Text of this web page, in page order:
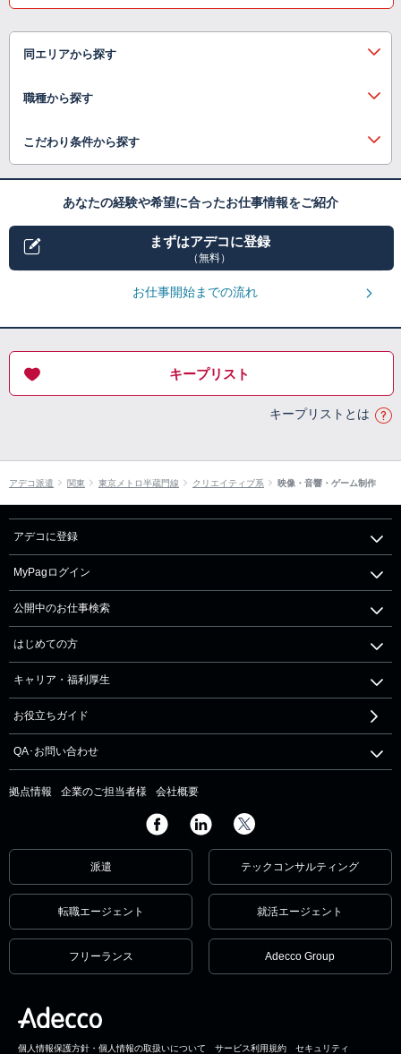
同エリアから探す
職種から探す
こだわり条件から探す
あなたの経験や希望に合ったお仕事情報をご紹介
まずはアデコに登録
（無料）
お仕事開始までの流れ
キープリスト
キープリストとは
アデコ派遣 関東 東京メトロ半蔵門線 クリエイティブ系 映像・音響・ゲーム制作
アデコに登録
MyPagログイン
公開中のお仕事検索
はじめての方
キャリア・福利厚生
お役立ちガイド
QA･お問い合わせ
拠点情報 企業のご担当者様 会社概要
派遣 テックコンサルティング
転職エージェント 就活エージェント
フリーランス Adecco Group
個人情報保護方針・個人情報の取扱いについて サービス利用規約 セキュリティ